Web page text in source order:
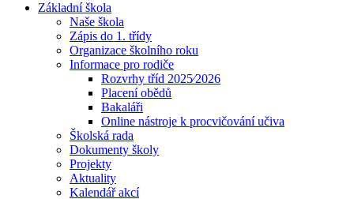
Základní škola
Naše škola
Zápis do 1. třídy
Organizace školního roku
Informace pro rodiče
Rozvrhy tříd 2025⁄2026
Placení obědů
Bakaláři
Online nástroje k procvičování učiva
Školská rada
Dokumenty školy
Projekty
Aktuality
Kalendář akcí